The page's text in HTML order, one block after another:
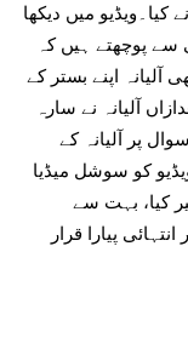
کیا۔ویڈیو میں دیکھا
سے پوچھتے ہیں کہ
اپنے بستر کے
آلیانہ نے سارہ
پر آلیانہ کے
کو سوشل میڈیا
کیا، بہت سے
پیارا قرار